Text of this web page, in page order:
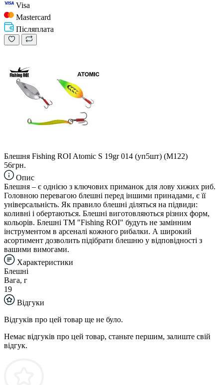
Visa
Mastercard
Післяплата
Блешня Fishing ROI Atomic S 19gr 014 (уп5шт) (M122)
56грн.
Опис
Блешня – є однією з ключових приманок для лову хижих риб.
Головною перевагою блешні перед іншими принадами, є її
універсальність. Як правило блешні діляться на підвиди:
коливні і обертаються. Блешні виготовляються різних форм,
кольорів. Блешні TM "Fishing ROI" будуть не замінним
інструментом в арсеналі кожного рибалки. А широкий
асортимент дозволить підібрати блешню у відповідності з
вашими вимогами.
Характеристики
Блешні
Вага, г
19
Відгуки
Відгуків про цей товар ще не було.
Немає відгуків про цей товар, станьте першим, залиште свій
відгук.